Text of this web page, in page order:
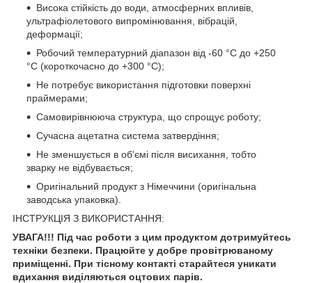
Висока стійкість до води, атмосферних впливів,
ультрафіолетового випромінювання, вібрацій,
деформації;
Робочий температурний діапазон від -60 °C до +250
°C (короткочасно до +300 °C);
Не потребує використання підготовки поверхні
праймерами;
Самовирівнююча структура, що спрощує роботу;
Сучасна ацетатна система затвердіння;
Не зменшується в об'ємі після висихання, тобто
зварку не відбувається;
Оригінальний продукт з Німеччини (оригінальна
заводська упаковка).
ІНСТРУКЦІЯ З ВИКОРИСТАННЯ:
УВАГА!!! Під час роботи з цим продуктом дотримуйтесь
техніки безпеки. Працюйте у добре провітрюваному
приміщенні. При тісному контакті старайтеся уникати
вдихання виділяються оцтових парів.